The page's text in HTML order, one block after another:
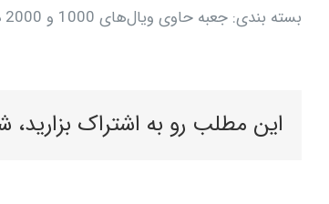
بسته بندی: جعبه حاوی ویال‌های 1000 و 2000 دوزی
این مطلب رو به اشتراک